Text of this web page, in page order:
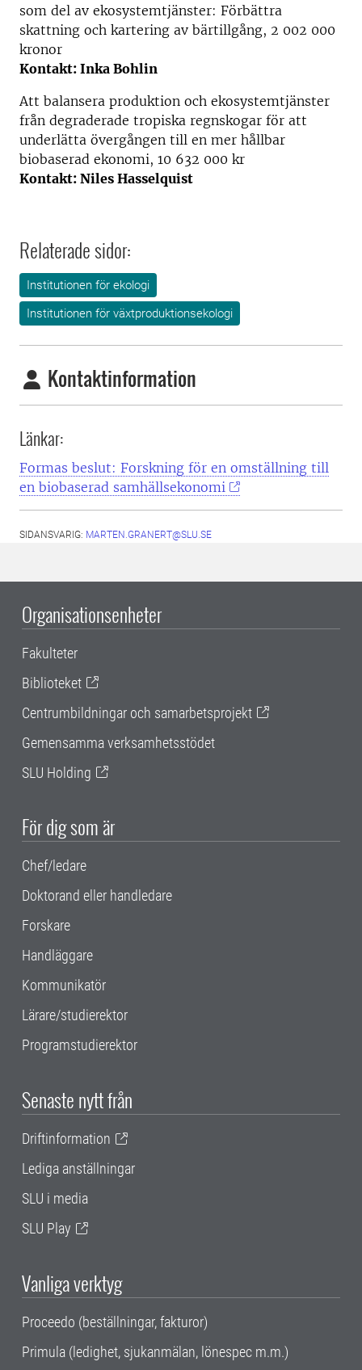
som del av ekosystemtjänster: Förbättra
skattning och kartering av bärtillgång, 2 002 000
kronor
Kontakt: Inka Bohlin
Att balansera produktion och ekosystemtjänster
från degraderade tropiska regnskogar för att
underlätta övergången till en mer hållbar
biobaserad ekonomi, 10 632 000 kr
Kontakt: Niles Hasselquist
Relaterade sidor:
Institutionen för ekologi
Institutionen för växtproduktionsekologi
Kontaktinformation
Länkar:
Formas beslut: Forskning för en omställning till
en biobaserad samhällsekonomi
SIDANSVARIG: MARTEN.GRANERT@SLU.SE
Organisationsenheter
Fakulteter
Biblioteket
Centrumbildningar och samarbetsprojekt
Gemensamma verksamhetsstödet
SLU Holding
För dig som är
Chef/ledare
Doktorand eller handledare
Forskare
Handläggare
Kommunikatör
Lärare/studierektor
Programstudierektor
Senaste nytt från
Driftinformation
Lediga anställningar
SLU i media
SLU Play
Vanliga verktyg
Proceedo (beställningar, fakturor)
Primula (ledighet, sjukanmälan, lönespec m.m.)